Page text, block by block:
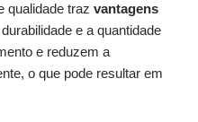
qualidade traz vantagens
e a quantidade
e reduzem a
o que pode resultar em